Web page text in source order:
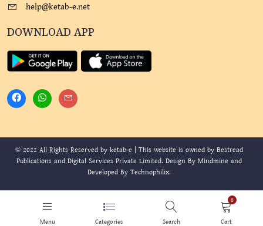
Menu Categories Search Cart
0
help@ketab-e.net
DOWNLOAD APP
© 2022 All Rights Reserved by ketab-e | This website is owned by Bestread
Publications and Digital Services Private Limited. Design By Mindmine and
Developed By Technophilix.